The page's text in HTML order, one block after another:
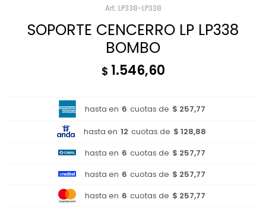
LP338-LP338
SOPORTE CENCERRO LP LP338
BOMBO
$ 1.546,60
hasta en 6 cuotas de $ 257,77
hasta en 12 cuotas de $ 128,88
hasta en 6 cuotas de $ 257,77
hasta en 6 cuotas de $ 257,77
hasta en 6 cuotas de $ 257,77